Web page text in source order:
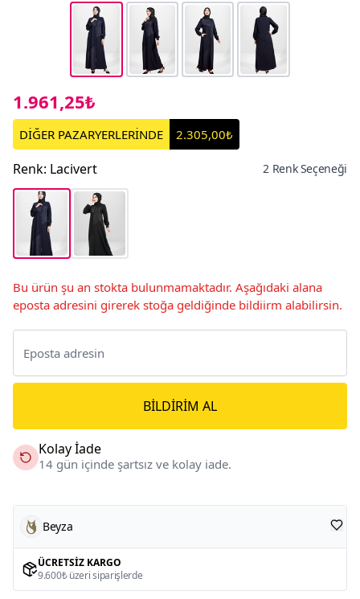
1.961,25₺
DİĞER PAZARYERLERİNDE 2.305,00₺
Renk: Lacivert 2 Renk Seçeneği
Bu ürün şu an stokta bulunmamaktadır. Aşağıdaki alana
eposta adresini girerek stoğa geldiğinde bildiirm alabilirsin.
BILDIRIM AL
Kolay İade
14 gün içinde şartsız ve kolay iade.
Beyza
ÜCRETSIZ KARGO
9.600₺ üzeri siparişlerde